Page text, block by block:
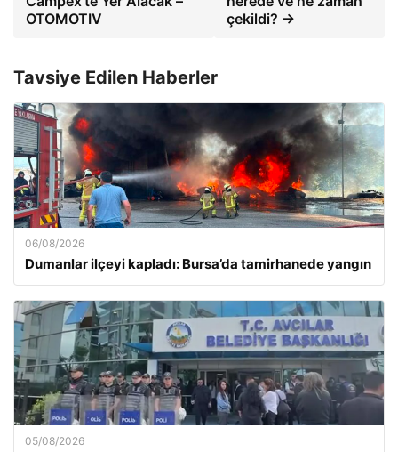
OTOMOTIV
çekildi? →
Tavsiye Edilen Haberler
06/08/2026
Dumanlar ilçeyi kapladı: Bursa’da tamirhanede yangın
05/08/2026